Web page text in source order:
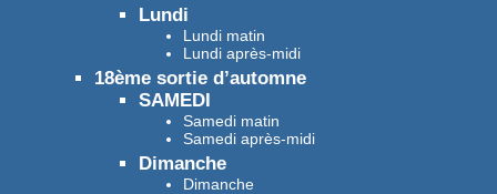
Lundi
Lundi matin
Lundi après-midi
18ème sortie d’automne
SAMEDI
Samedi matin
Samedi après-midi
Dimanche
Dimanche